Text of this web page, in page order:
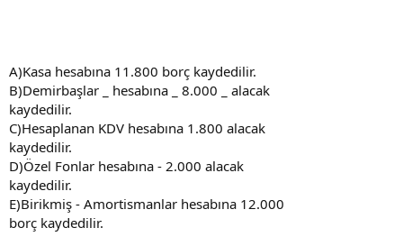
A)Kasa hesabına 11.800 borç kaydedilir.
B)Demirbaşlar _ hesabına _ 8.000 _ alacak
kaydedilir.
C)Hesaplanan KDV hesabına 1.800 alacak
kaydedilir.
D)Özel Fonlar hesabına - 2.000 alacak
kaydedilir.
E)Birikmiş - Amortismanlar hesabına 12.000
borç kaydedilir.